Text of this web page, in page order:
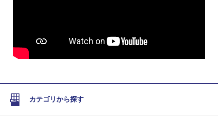
カテゴリから探す